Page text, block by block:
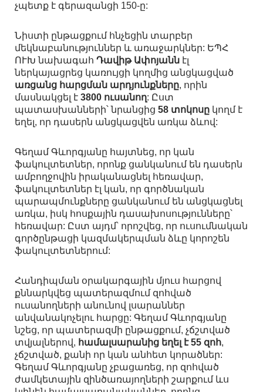
չպետք է գերազանցի 150-ը:
Նիստի ընթացքում հնչեցին տարբեր
մեկնաբանություններ և առաջարկներ: ԵՊՀ
ՈՒԽ նախագահ Դավիթ Ափոյանն էլ
ներկայացրեց կառույցի կողմից անցկացված
առցանց հարցման արդյունքները, որին
մասնակցել է 3800 ուսանող: Ըստ
պատասխանների՝ նրանցից 58 տոկոսը կողմ է
եղել, որ դասերն անցկացվեն առկա ձևով:
Գեղամ Գևորգյանը հայտնեց, որ կան
ֆակուլտետներ, որոնք ցանկանում են դասերն
ամբողջովին իրականացնել հեռավար,
ֆակուլտետներ էլ կան, որ գործնական
պարապմունքները ցանկանում են անցկացնել
առկա, իսկ հոսքային դասախոսությունները՝
հեռավար: Ըստ այդմ՝ որոշվեց, որ ուսումնական
գործընթացի կազմակերպման ձևը կորոշեն
ֆակուլտետներում:
Հանդիպման օրակարգային մյուս հարցով
քննարկվեց պատերազմում զոհված
ուսանողների անունով լսարաններ
անվանակոչելու հարցը: Գեղամ Գևորգյանը
նշեց, որ պատերազմի ընթացքում, չճշտված
տվյալներով, համալսարանից եղել է 55 զոհ,
չճշտված, քանի որ կան անհետ կորածներ:
Գեղամ Գևորգյանը չբացառեց, որ զոհված
ժամկետային զինծառայողների շարքում ևս